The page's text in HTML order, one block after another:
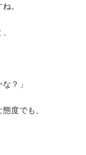
。
？」
度でも、